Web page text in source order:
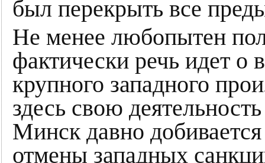
был перекрыть все
Не менее любопытен
фактически речь идет о
крупного западного
здесь свою
Минск давно
отмены западных